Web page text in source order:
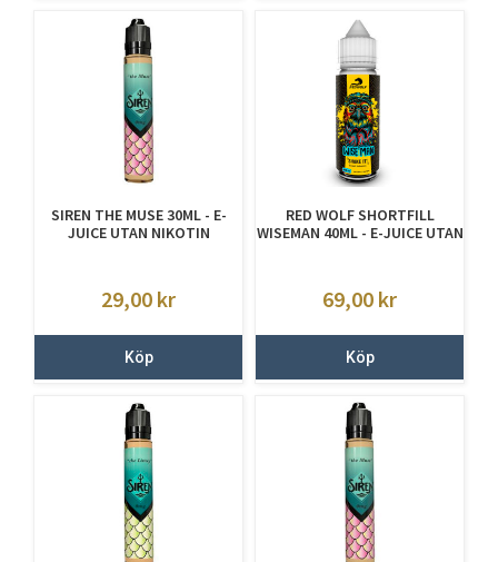
SIREN THE MUSE 30ML - E-
JUICE UTAN NIKOTIN
29,00 kr
Köp
RED WOLF SHORTFILL
WISEMAN 40ML - E-JUICE UTAN
69,00 kr
Köp